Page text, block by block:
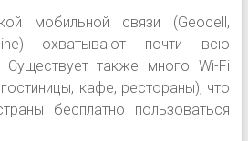
мобильной связи (Geocell,
охватывают почти всю
Существует также много Wi-Fi
кафе, рестораны), что
бесплатно пользоваться